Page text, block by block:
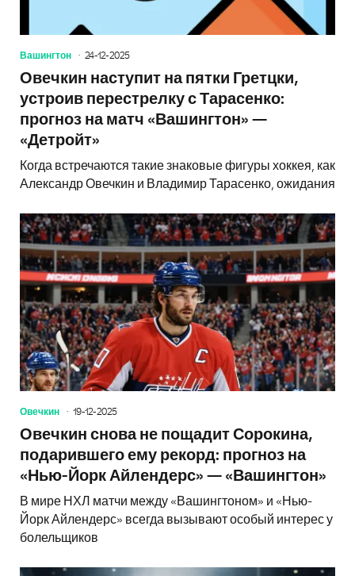
Вашингтон 24-12-2025
Овечкин наступит на пятки Гретцки,
устроив перестрелку с Тарасенко:
прогноз на матч «Вашингтон» —
«Детройт»
Когда встречаются такие знаковые фигуры хоккея, как
Александр Овечкин и Владимир Тарасенко, ожидания
Овечкин 19-12-2025
Овечкин снова не пощадит Сорокина,
подарившего ему рекорд: прогноз на
«Нью-Йорк Айлендерс» — «Вашингтон»
В мире НХЛ матчи между «Вашингтоном» и «Нью-
Йорк Айлендерс» всегда вызывают особый интерес у
болельщиков